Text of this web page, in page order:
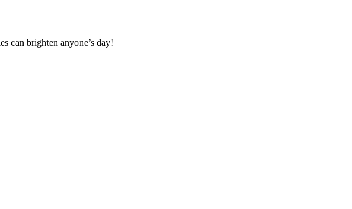
can brighten anyone’s day!